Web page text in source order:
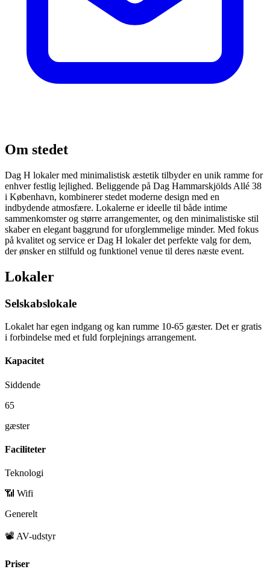
Om stedet
Dag H lokaler med minimalistisk æstetik tilbyder en unik ramme for
enhver festlig lejlighed. Beliggende på Dag Hammarskjölds Allé 38
i København, kombinerer stedet moderne design med en
indbydende atmosfære. Lokalerne er ideelle til både intime
sammenkomster og større arrangementer, og den minimalistiske stil
skaber en elegant baggrund for uforglemmelige minder. Med fokus
på kvalitet og service er Dag H lokaler det perfekte valg for dem,
der ønsker en stilfuld og funktionel venue til deres næste event.
Lokaler
Selskabslokale
Lokalet har egen indgang og kan rumme 10-65 gæster. Det er gratis
i forbindelse med et fuld forplejnings arrangement.
Kapacitet
Siddende
65
gæster
Faciliteter
Teknologi
📶 Wifi
Generelt
📽️ AV-udstyr
Priser